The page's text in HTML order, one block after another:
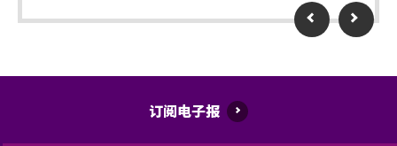
订阅电子报